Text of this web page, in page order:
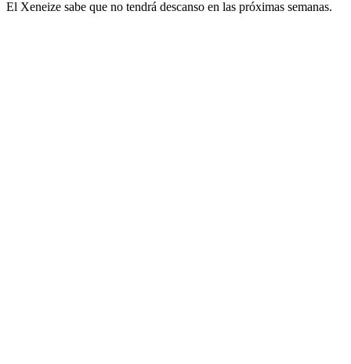
El Xeneize sabe que no tendrá descanso en las próximas semanas.